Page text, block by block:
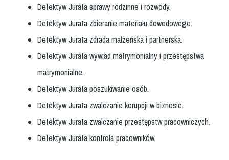
Detektyw Jurata sprawy rodzinne i rozwody.
Detektyw Jurata zbieranie materiału dowodowego.
Detektyw Jurata zdrada małżeńska i partnerska.
Detektyw Jurata wywiad matrymonialny i przestępstwa
matrymonialne.
Detektyw Jurata poszukiwanie osób.
Detektyw Jurata zwalczanie korupcji w biznesie.
Detektyw Jurata zwalczanie przestępstw pracowniczych.
Detektyw Jurata kontrola pracowników.